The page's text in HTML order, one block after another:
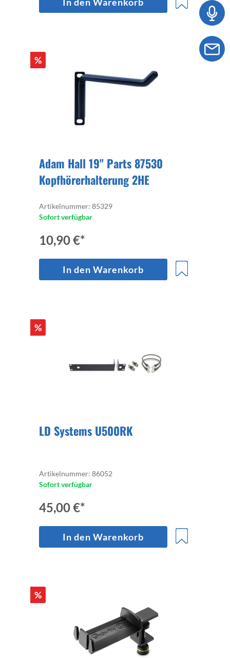
%
Adam Hall 19" Parts 87530
Kopfhörerhalterung 2HE
Artikelnummer: 85329
Sofort verfügbar
10,90 €*
In den Warenkorb
%
LD Systems U500RK
Artikelnummer: 86052
Sofort verfügbar
45,00 €*
In den Warenkorb
%